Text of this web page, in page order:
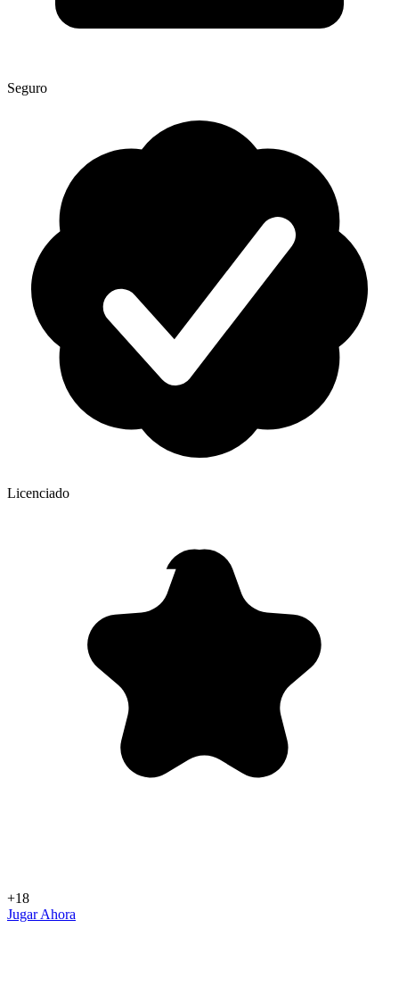
Seguro
Licenciado
+18
Jugar Ahora